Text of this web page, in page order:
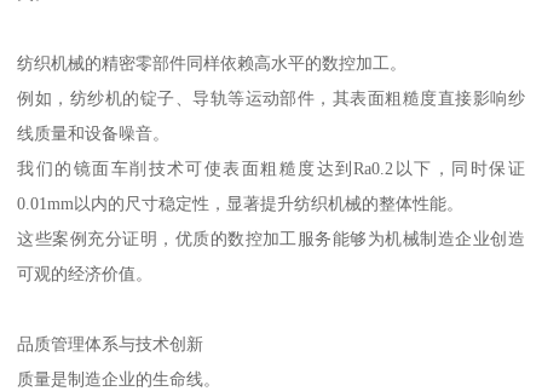
纺织机械的精密零部件同样依赖高水平的数控加工。
例如，纺纱机的锭子、导轨等运动部件，其表面粗糙度直接影响纱
线质量和设备噪音。
我们的镜面车削技术可使表面粗糙度达到Ra0.2以下，同时保证
0.01mm以内的尺寸稳定性，显著提升纺织机械的整体性能。
这些案例充分证明，优质的数控加工服务能够为机械制造企业创造
可观的经济价值。
品质管理体系与技术创新
质量是制造企业的生命线。